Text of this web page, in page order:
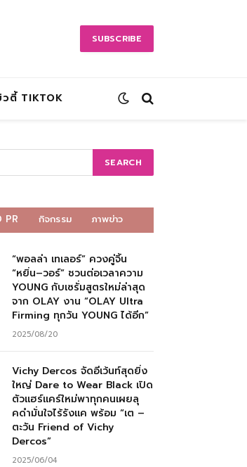
SUBSCRIBE
ตี้ TIKTOK
PR กิจกรรม ภาพข่าว
“พอลล่า เทเลอร์” ควงคู่จิ้น
“หยิ่น–วอร์” ชวนต่อเวลาความ
YOUNG กับเซรั่มสูตรใหม่ล่าสุด
จาก OLAY งาน “OLAY Ultra
Firming ทุกวัน YOUNG ได้อีก”
2025/08/20
Vichy Dercos จัดอีเว้นท์สุดยิ่ง
ใหญ่ Dare to Wear Black เปิด
ตัวแฮร์แคร์ใหม่พาทุกคนเผยลุ
คดำมั่นใจไร้รังแค พร้อม “เต –
ตะวัน Friend of Vichy
Dercos”
2025/06/04